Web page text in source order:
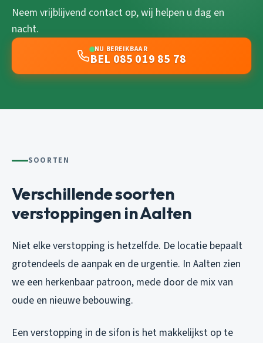
Neem vrijblijvend contact op, wij helpen u dag en
nacht.
NU BEREIKBAAR
BEL 085 019 85 78
SOORTEN
Verschillende soorten
verstoppingen in Aalten
Niet elke verstopping is hetzelfde. De locatie bepaalt
grotendeels de aanpak en de urgentie. In Aalten zien
we een herkenbaar patroon, mede door de mix van
oude en nieuwe bebouwing.
Een verstopping in de sifon is het makkelijkst op te